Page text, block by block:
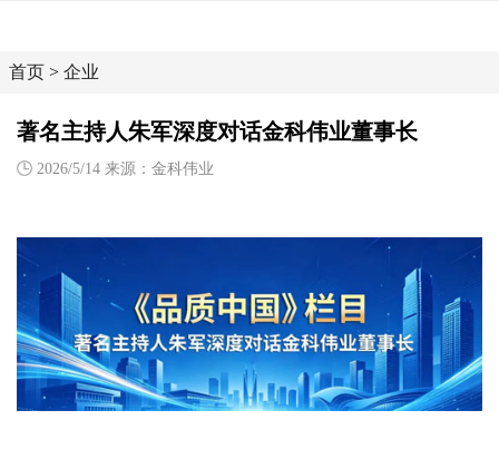
首页 > 企业
著名主持人朱军深度对话金科伟业董事长
2026/5/14 来源：金科伟业